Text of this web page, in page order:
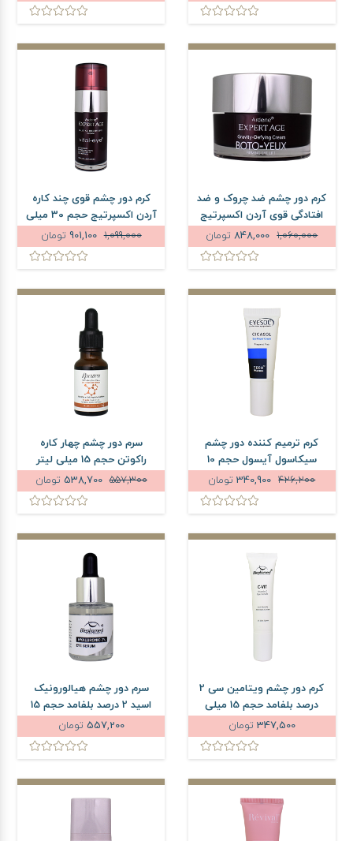
کرم دور چشم ضد چروک و ضد
افتادگی قوی آردن اکسپرتیج
حجم 15 میلی لیتر
1,060,000 تومان
کرم دور چشم قوی چند کاره
آردن اکسپرتیج حجم 30 میلی
لیتر 1,099,000
901,100 تومان
کرم ترمیم کننده دور چشم
سیکاسول آیسول حجم 10
میلی لیتر426,200 تومان
سرم دور چشم چهار کاره
راکوتن حجم 15 میلی لیتر
557,300
538,700 تومان
کرم دور چشم ویتامین سی 2
درصد بلفامد حجم 15 میلی
لیتر
347,500 تومان
سرم دور چشم هیالورونیک
اسید 2 درصد بلفامد حجم 15
میلی لیتر
557,200 تومان